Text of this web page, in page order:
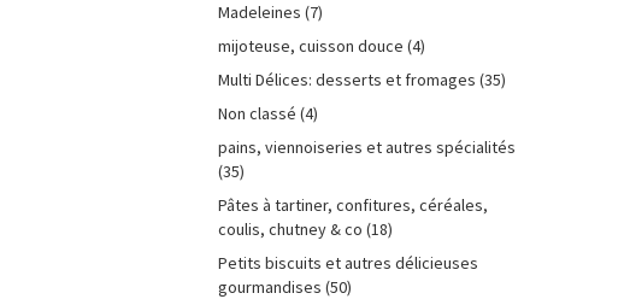
Madeleines (7)
mijoteuse, cuisson douce (4)
Multi Délices: desserts et fromages (35)
Non classé (4)
pains, viennoiseries et autres spécialités
(35)
Pâtes à tartiner, confitures, céréales,
coulis, chutney & co (18)
Petits biscuits et autres délicieuses
gourmandises (50)